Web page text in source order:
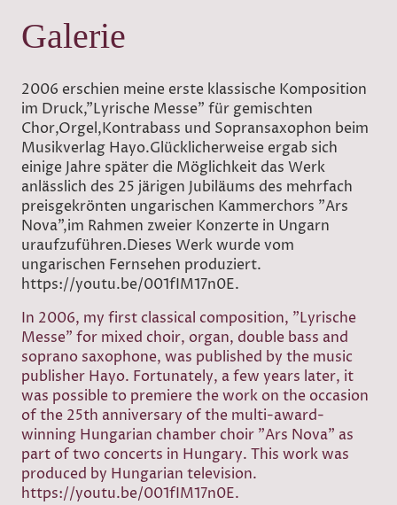
Galerie
2006 erschien meine erste klassische Komposition
im Druck,"Lyrische Messe" für gemischten
Chor,Orgel,Kontrabass und Sopransaxophon beim
Musikverlag Hayo.Glücklicherweise ergab sich
einige Jahre später die Möglichkeit das Werk
anlässlich des 25 järigen Jubiläums des mehrfach
preisgekrönten ungarischen Kammerchors "Ars
Nova",im Rahmen zweier Konzerte in Ungarn
uraufzuführen.Dieses Werk wurde vom
ungarischen Fernsehen produziert.
https://youtu.be/001fIM17n0E.
In 2006, my first classical composition, "Lyrische
Messe" for mixed choir, organ, double bass and
soprano saxophone, was published by the music
publisher Hayo. Fortunately, a few years later, it
was possible to premiere the work on the occasion
of the 25th anniversary of the multi-award-
winning Hungarian chamber choir "Ars Nova" as
part of two concerts in Hungary. This work was
produced by Hungarian television.
https://youtu.be/001fIM17n0E.